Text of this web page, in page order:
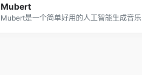
Mubert